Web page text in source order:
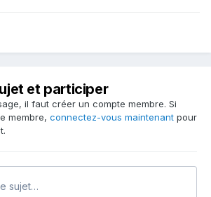
et participer
il faut créer un compte membre. Si
membre, connectez-vous maintenant pour
sujet…